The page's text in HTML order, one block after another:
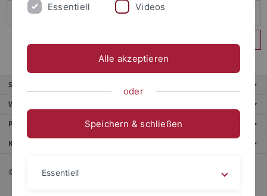
Service
Weitere Angebote
Portale
Kontaktinfo
© 2026 Eberhard Karls Universität Tübingen, Tübingen
Essentiell Videos
Alle akzeptieren
oder
Speichern & schließen
Essentiell